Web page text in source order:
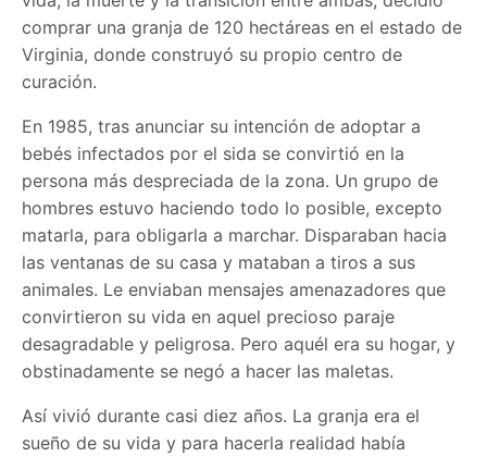
comprar una granja de 120 hectáreas en el estado de
Virginia, donde construyó su propio centro de
curación.
En 1985, tras anunciar su intención de adoptar a
bebés infectados por el sida se convirtió en la
persona más despreciada de la zona. Un grupo de
hombres estuvo haciendo todo lo posible, excepto
matarla, para obligarla a marchar. Disparaban hacia
las ventanas de su casa y mataban a tiros a sus
animales. Le enviaban mensajes amenazadores que
convirtieron su vida en aquel precioso paraje
desagradable y peligrosa. Pero aquél era su hogar, y
obstinadamente se negó a hacer las maletas.
Así vivió durante casi diez años. La granja era el
sueño de su vida y para hacerla realidad había